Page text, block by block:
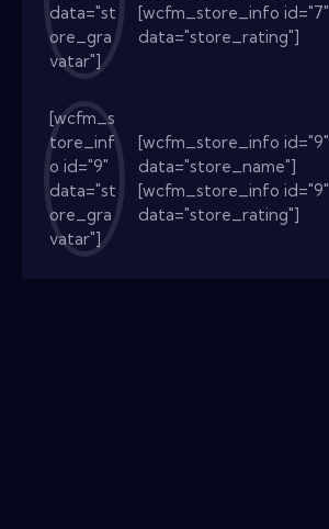
data="st
ore_gra
vatar"]
[wcfm_store_info id="7"
data="store_rating"]
[wcfm_s
tore_inf
o id="9"
data="st
ore_gra
vatar"]
[wcfm_store_info id="9"
data="store_name"]
[wcfm_store_info id="9"
data="store_rating"]